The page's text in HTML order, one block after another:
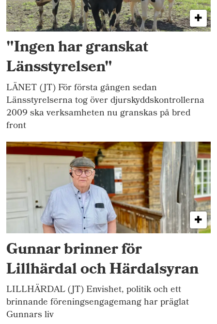
"Ingen har granskat
Länsstyrelsen"
LÄNET (JT) För första gången sedan
Länsstyrelserna tog över djurskyddskontrollerna
2009 ska verksamheten nu granskas på bred
front
Gunnar brinner för
Lillhärdal och Härdalsyran
LILLHÄRDAL (JT) Envishet, politik och ett
brinnande föreningsengagemang har präglat
Gunnars liv